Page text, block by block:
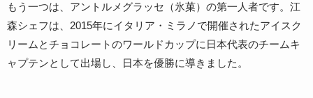
もう一つは、アントルメグラッセ（氷菓）の第一人者です。江
森シェフは、2015年にイタリア・ミラノで開催されたアイスク
リームとチョコレートのワールドカップに日本代表のチームキ
ャプテンとして出場し、日本を優勝に導きました。